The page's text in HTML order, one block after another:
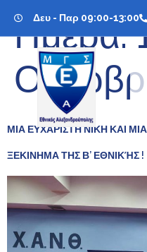
Δευ - Παρ 09:00-13:00
Ημέρα:
ΜΙΑ ΕΥΧΑΡΙΣΤΗ ΝΙΚΗ ΚΑΙ
ΞΕΚΙΝΗΜΑ ΤΗΣ Β’ ΕΘΝΙΚΉΣ !